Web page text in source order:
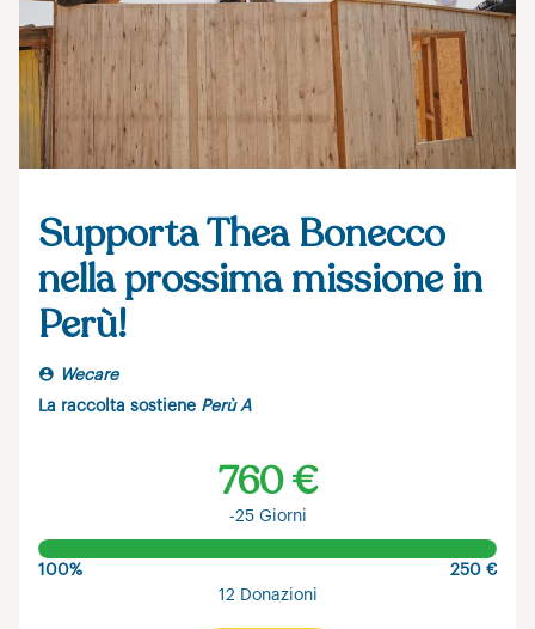
Supporta Thea Bonecco
nella prossima missione in
Perù!
Wecare
La raccolta sostiene Perù A
760 €
-25 Giorni
100%
250 €
12 Donazioni